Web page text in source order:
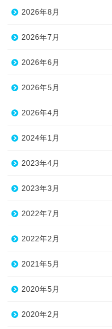
2026年8月
2026年7月
2026年6月
2026年5月
2026年4月
2024年1月
2023年4月
2023年3月
2022年7月
2022年2月
2021年5月
2020年5月
2020年2月